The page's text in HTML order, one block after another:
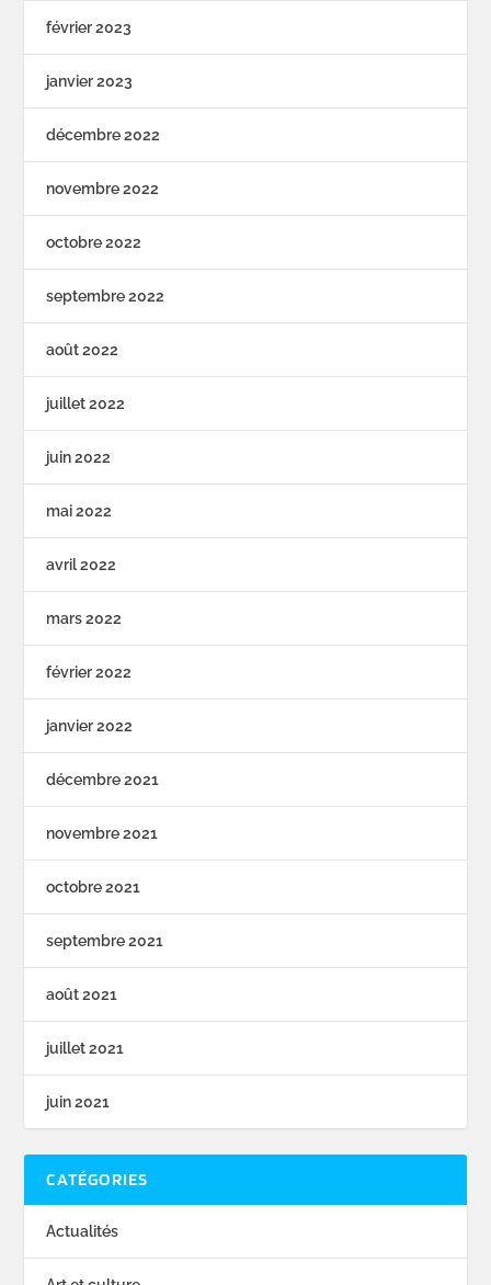
février 2023
janvier 2023
décembre 2022
novembre 2022
octobre 2022
septembre 2022
août 2022
juillet 2022
juin 2022
mai 2022
avril 2022
mars 2022
février 2022
janvier 2022
décembre 2021
novembre 2021
octobre 2021
septembre 2021
août 2021
juillet 2021
juin 2021
CATÉGORIES
Actualités